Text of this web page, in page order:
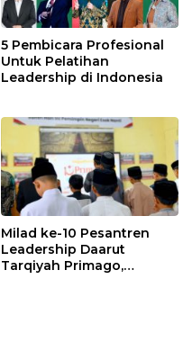
5 Pembicara Profesional
Untuk Pelatihan
Leadership di Indonesia
Milad ke-10 Pesantren
Leadership Daarut
Tarqiyah Primago,